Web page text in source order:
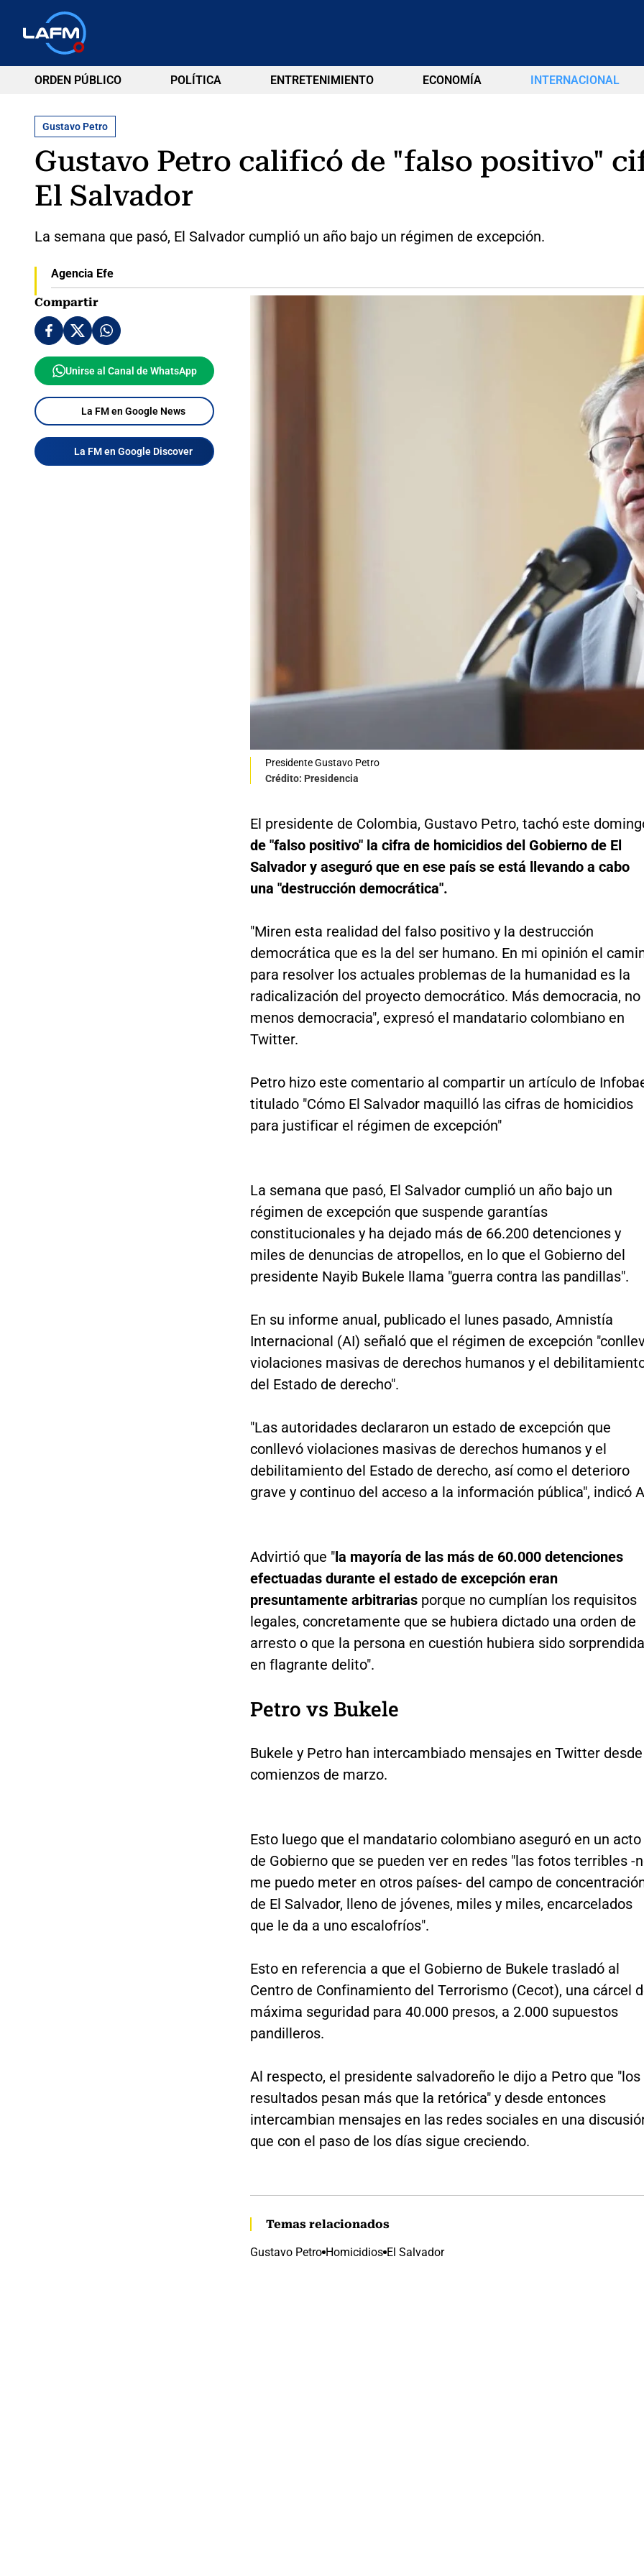
ORDEN PÚBLICO POLÍTICA ENTRETENIMIENTO ECONOMÍA INTERNACIONAL
Gustavo Petro
Gustavo Petro calificó de "falso positivo"
El Salvador
La semana que pasó, El Salvador cumplió un año bajo un régimen de excepción.
Agencia Efe
Compartir
Unirse al Canal de WhatsApp
La FM en Google News
La FM en Google Discover
Presidente Gustavo Petro
Crédito: Presidencia
El presidente de Colombia, Gustavo Petro, tachó este
de "falso positivo" la cifra de homicidios del Gobierno de El
Salvador y aseguró que en ese país se está llevando a cabo
una "destrucción democrática".
"Miren esta realidad del falso positivo y la destrucción
democrática que es la del ser humano. En mi opinión el
para resolver los actuales problemas de la humanidad es la
radicalización del proyecto democrático. Más democracia, no
menos democracia", expresó el mandatario colombiano en
Twitter.
Petro hizo este comentario al compartir un artículo de
titulado "Cómo El Salvador maquilló las cifras de homicidios
para justificar el régimen de excepción"
La semana que pasó, El Salvador cumplió un año bajo un
régimen de excepción que suspende garantías
constitucionales y ha dejado más de 66.200 detenciones y
miles de denuncias de atropellos, en lo que el Gobierno del
presidente Nayib Bukele llama "guerra contra las pandillas".
En su informe anual, publicado el lunes pasado, Amnistía
Internacional (AI) señaló que el régimen de excepción
violaciones masivas de derechos humanos y el
del Estado de derecho".
"Las autoridades declararon un estado de excepción que
conllevó violaciones masivas de derechos humanos y el
debilitamiento del Estado de derecho, así como el deterioro
grave y continuo del acceso a la información pública", indicó
Advirtió que "la mayoría de las más de 60.000 detenciones
efectuadas durante el estado de excepción eran
presuntamente arbitrarias porque no cumplían los requisitos
legales, concretamente que se hubiera dictado una orden de
arresto o que la persona en cuestión hubiera sido sorprendida
en flagrante delito".
Petro vs Bukele
Bukele y Petro han intercambiado mensajes en Twitter desde
comienzos de marzo.
Esto luego que el mandatario colombiano aseguró en un acto
de Gobierno que se pueden ver en redes "las fotos terribles -
me puedo meter en otros países- del campo de
de El Salvador, lleno de jóvenes, miles y miles, encarcelados
que le da a uno escalofríos".
Esto en referencia a que el Gobierno de Bukele trasladó al
Centro de Confinamiento del Terrorismo (Cecot), una cárcel
máxima seguridad para 40.000 presos, a 2.000 supuestos
pandilleros.
Al respecto, el presidente salvadoreño le dijo a Petro que "los
resultados pesan más que la retórica" y desde entonces
intercambian mensajes en las redes sociales en una
que con el paso de los días sigue creciendo.
Temas relacionados
Gustavo Petro Homicidios El Salvador